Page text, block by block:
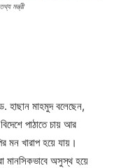
মন্ত্রী
হাছান মাহমুদ বলেছেন,
পাঠাতে চায় আর
মন খারাপ হয়ে যায়।
মানসিকভাবে অসুস্থ হয়ে